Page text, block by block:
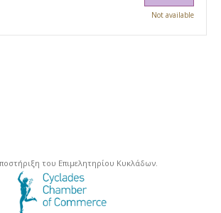
Not available
του Επιμελητηρίου Κυκλάδων.